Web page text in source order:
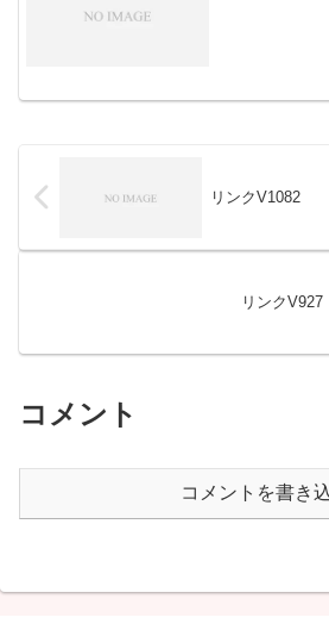
リンクV1082
リンクV927
コメント
コメントを書き